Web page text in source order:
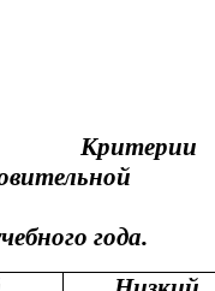
Критерии
года.